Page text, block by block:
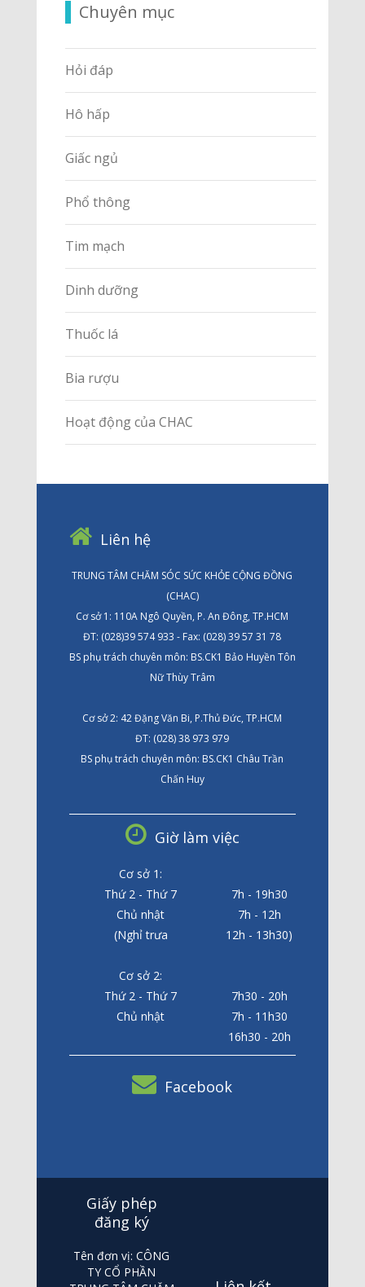
Chuyên mục
Hỏi đáp
Hô hấp
Giấc ngủ
Phổ thông
Tim mạch
Dinh dưỡng
Thuốc lá
Bia rượu
Hoạt động của CHAC
Liên hệ
TRUNG TÂM CHĂM SÓC SỨC KHỎE CỘNG ĐỒNG
(CHAC)
Cơ sở 1: 110A Ngô Quyền, P. An Đông, TP.HCM
ĐT: (028)39 574 933 - Fax: (028) 39 57 31 78
BS phụ trách chuyên môn: BS.CK1 Bảo Huyền Tôn
Nữ Thùy Trâm
Cơ sở 2: 42 Đặng Văn Bi, P.Thủ Đức, TP.HCM
ĐT: (028) 38 973 979
BS phụ trách chuyên môn: BS.CK1 Châu Trần
Chấn Huy
Giờ làm việc
Cơ sở 1:
Thứ 2 - Thứ 7
7h - 19h30
Chủ nhật
7h - 12h
(Nghỉ trưa
12h - 13h30)
Cơ sở 2:
Thứ 2 - Thứ 7
7h30 - 20h
Chủ nhật
7h - 11h30
16h30 - 20h
Facebook
Giấy phép
đăng ký
Tên đơn vị: CÔNG
TY CỔ PHẦN